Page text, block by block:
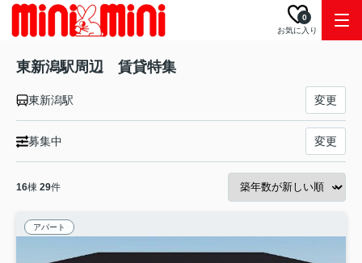
お気に入り
0
東新潟駅周辺 賃貸特集
東新潟駅 変更
募集中 変更
16棟 29件
アパート